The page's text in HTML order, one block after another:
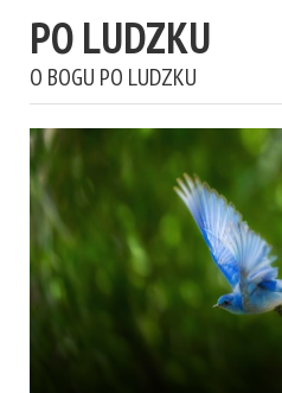
PO LUDZKU
O BOGU PO LUDZKU